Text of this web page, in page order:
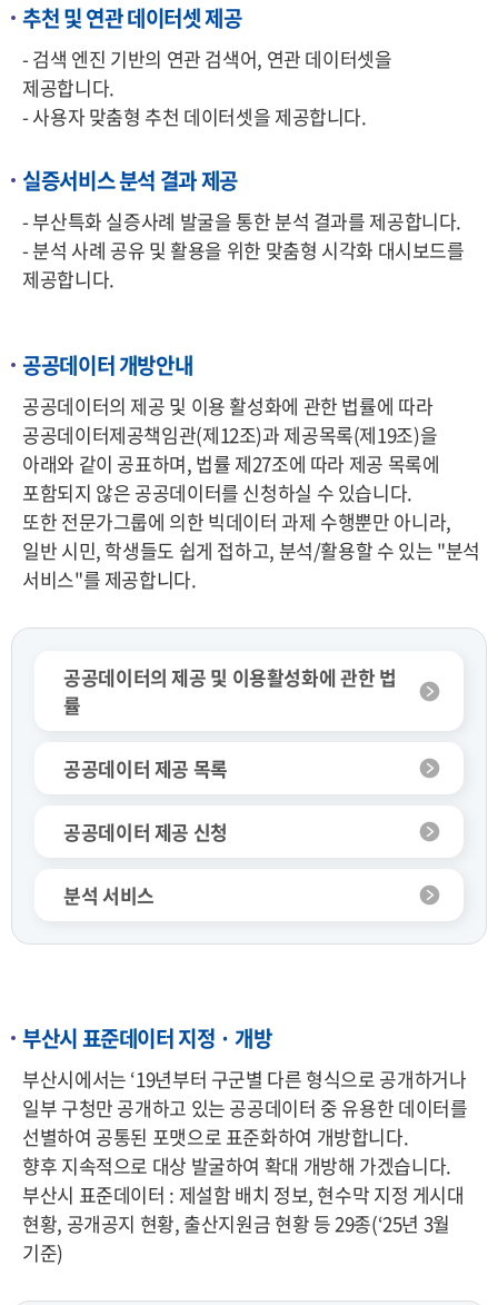
추천 및 연관 데이터셋 제공
- 검색 엔진 기반의 연관 검색어, 연관 데이터셋을
제공합니다.
- 사용자 맞춤형 추천 데이터셋을 제공합니다.
실증서비스 분석 결과 제공
- 부산특화 실증사례 발굴을 통한 분석 결과를 제공합니다.
- 분석 사례 공유 및 활용을 위한 맞춤형 시각화 대시보드를
제공합니다.
공공데이터 개방안내
공공데이터의 제공 및 이용 활성화에 관한 법률에 따라
공공데이터제공책임관(제12조)과 제공목록(제19조)을
아래와 같이 공표하며, 법률 제27조에 따라 제공 목록에
포함되지 않은 공공데이터를 신청하실 수 있습니다.
또한 전문가그룹에 의한 빅데이터 과제 수행뿐만 아니라,
일반 시민, 학생들도 쉽게 접하고, 분석/활용할 수 있는 "분석
서비스"를 제공합니다.
공공데이터의 제공 및 이용활성화에 관한 법
률
공공데이터 제공 목록
공공데이터 제공 신청
분석 서비스
부산시 표준데이터 지정 · 개방
부산시에서는 ‘19년부터 구군별 다른 형식으로 공개하거나
일부 구청만 공개하고 있는 공공데이터 중 유용한 데이터를
선별하여 공통된 포맷으로 표준화하여 개방합니다.
향후 지속적으로 대상 발굴하여 확대 개방해 가겠습니다.
부산시 표준데이터 : 제설함 배치 정보, 현수막 지정 게시대
현황, 공개공지 현황, 출산지원금 현황 등 29종(‘25년 3월
기준)